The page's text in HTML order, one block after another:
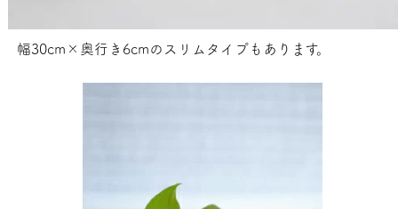
幅30cm×奥行き6cmのスリムタイプもあります。